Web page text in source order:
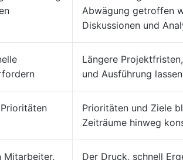
Abwägung getroffen
Diskussionen und
Längere
und Ausführung lassen
Prioritäten
Prioritäten und Ziele
Zeiträume hinweg
Mitarbeiter,
Der Druck, schnell